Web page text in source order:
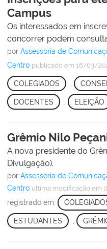
Campus
Os interessados em
concorrer podem
por Assessoria de
Centro publicado em 16/03/
COLEGIADOS
DOCENTES ELEIÇÃO
Grêmio Nilo
A nova presidente do
Divulgação).
por Assessoria de
Centro última modificação em
registrado em:
ESTUDANTES